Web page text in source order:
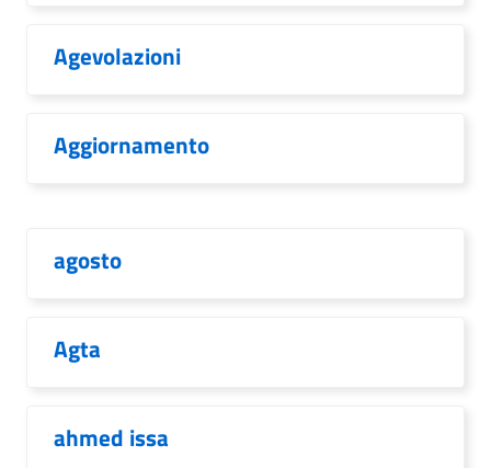
Agevolazioni
Aggiornamento
agosto
Agta
ahmed issa